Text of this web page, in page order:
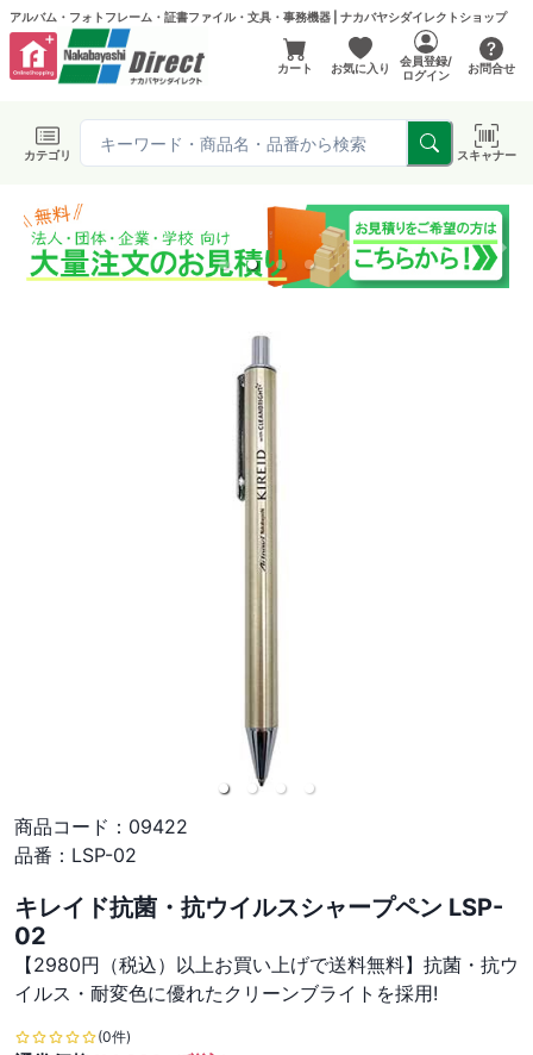
アルバム・フォトフレーム・証書ファイル・文具・事務機器 | ナカバヤシダイレクトショップ
カート お気に入り
会員登録/
ログイン
お問合せ
カテゴリ スキャナー
商品コード： 09422
品番： LSP-02
キレイド抗菌・抗ウイルスシャープペン LSP-
02
【2980円（税込）以上お買い上げで送料無料】抗菌・抗ウ
イルス・耐変色に優れたクリーンブライトを採用!
(0件)